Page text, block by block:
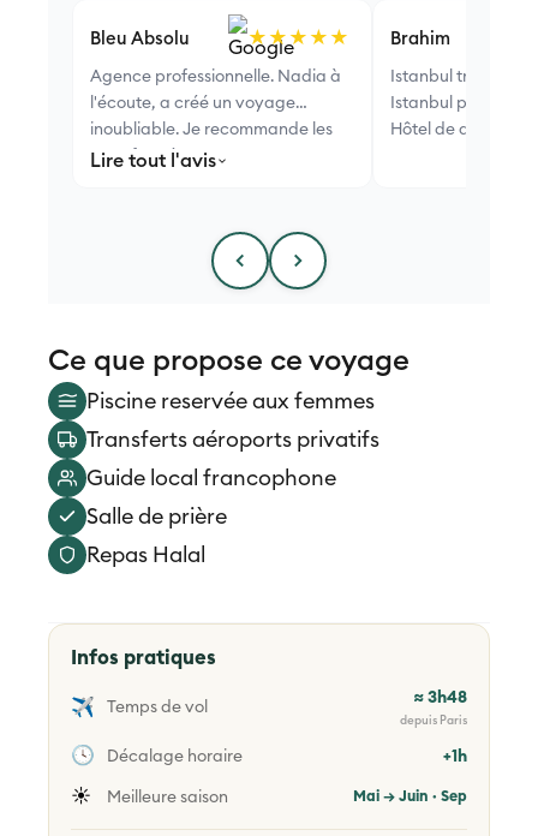
Bleu Absolu ★★★★★
Agence professionnelle. Nadia à
l'écoute, a créé un voyage
inoubliable. Je recommande les
yeux fermés.
Lire tout l'avis
Brahim
Istanbul très
Istanbul puis 6
Hôtel de qualité et
Ce que propose ce voyage
Piscine reservée aux femmes
Transferts aéroports privatifs
Guide local francophone
Salle de prière
Repas Halal
Infos pratiques
✈️ Temps de vol
≈ 3h48
depuis Paris
🕓 Décalage horaire +1h
☀️ Meilleure saison Mai → Juin · Sep